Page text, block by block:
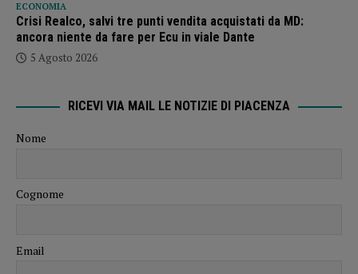
ECONOMIA
Crisi Realco, salvi tre punti vendita acquistati da MD:
ancora niente da fare per Ecu in viale Dante
5 Agosto 2026
RICEVI VIA MAIL LE NOTIZIE DI PIACENZA
Nome
Cognome
Email